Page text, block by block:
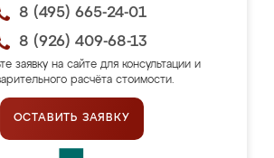
8 (495) 665-24-01
8 (926) 409-68-13
заявку на сайте для консультации и
расчёта стоимости.
ОСТАВИТЬ ЗАЯВКУ